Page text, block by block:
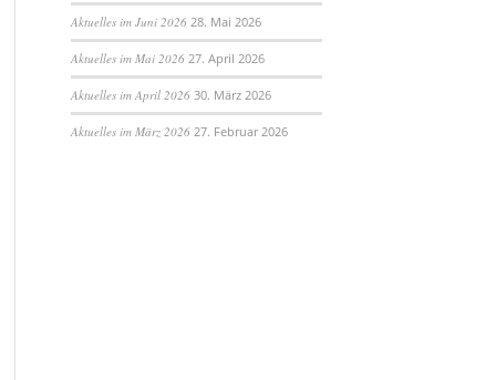
Aktuelles im Juni 2026 28. Mai 2026
Aktuelles im Mai 2026 27. April 2026
Aktuelles im April 2026 30. März 2026
Aktuelles im März 2026 27. Februar 2026